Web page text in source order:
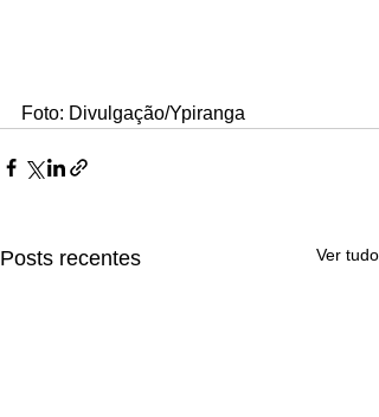
Foto: Divulgação/Ypiranga
Posts recentes Ver tudo